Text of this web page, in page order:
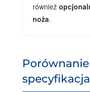
również
noża.